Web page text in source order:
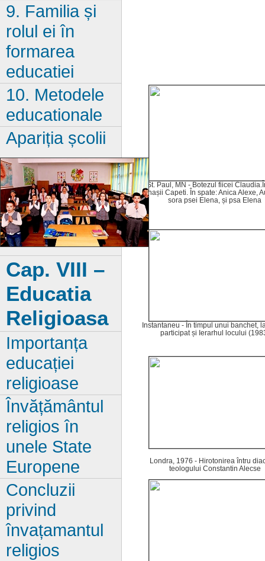
St. Paul, MN - Botezul fiicei
nașii Capeti. În spate: Anica Alexe,
sora psei Elena, și psa Elena
Instantaneu - În timpul unui banchet,
participat și Ierarhul locului
Londra, 1976 - Hirotonirea întru
teologului Constantin Alecse
9. Familia și
rolul ei în
formarea
educatiei
10. Metodele
educationale
Apariția școlii
Cap. VIII –
Educatia
Religioasa
Importanța
educației
religioase
Învățământul
religios în
unele State
Europene
Concluzii
privind
învațamantul
religios